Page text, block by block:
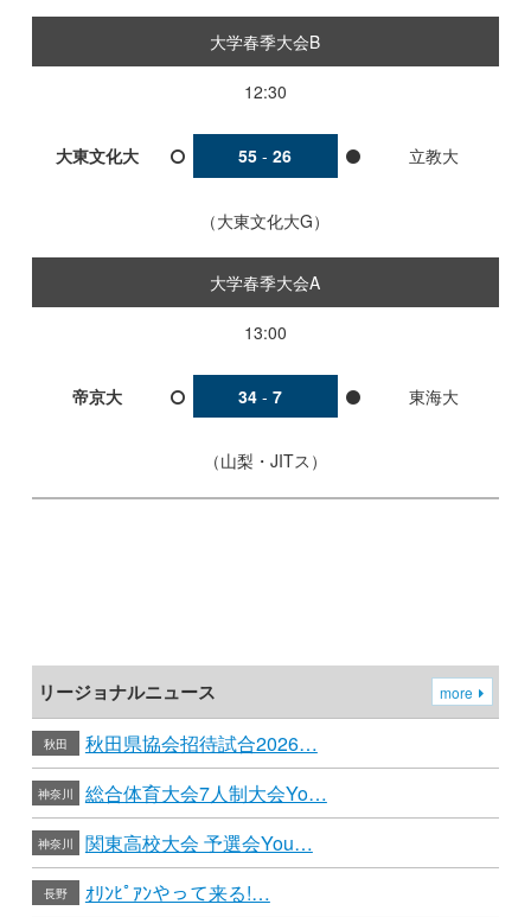
大学春季大会B
12:30
大東文化大 55 - 26 立教大
大東文化大G
大学春季大会A
13:00
帝京大 34 - 7 東海大
山梨・JITス
リージョナルニュース more
秋田 秋田県協会招待試合2026…
神奈川 総合体育大会7人制大会Yo…
神奈川 関東高校大会 予選会You…
長野 ｵﾘﾝﾋﾟｱﾝやって来る!…